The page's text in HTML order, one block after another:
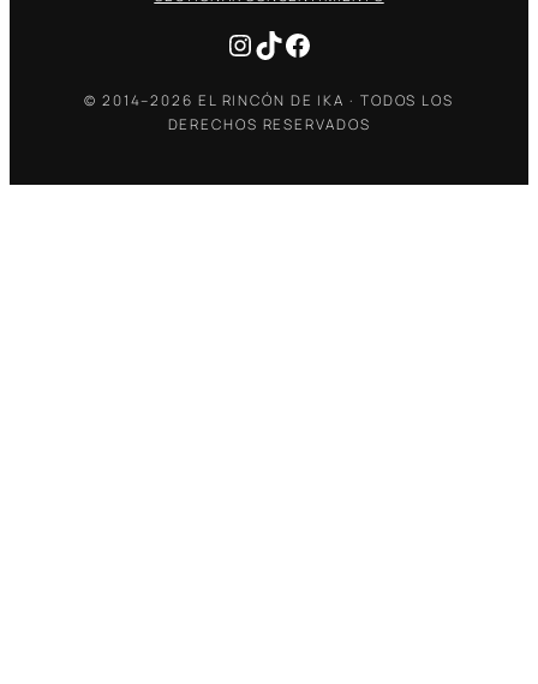
Instagram
TikTokFacebook
© 2014–2026 EL RINCÓN DE IKA · TODOS LOS
DERECHOS RESERVADOS